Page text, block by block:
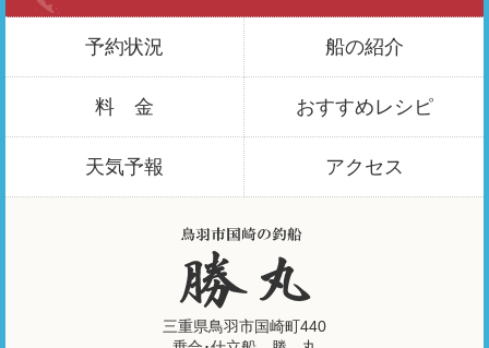
予約状況 船の紹介
料 金 おすすめレシピ
天気予報 アクセス
三重県鳥羽市国崎町440